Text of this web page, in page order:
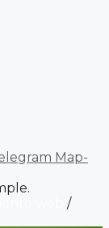
Map-
/